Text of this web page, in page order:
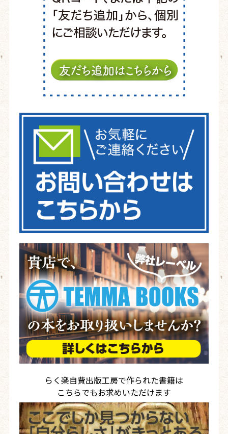
らく楽自費出版工房で作られた書籍は
こちらでもお求めいただけます